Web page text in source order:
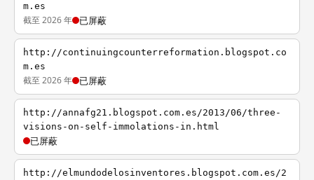
m.es
截至 2026 年 已屏蔽
http://continuingcounterreformation.blogspot.co
m.es
截至 2026 年 已屏蔽
http://annafg21.blogspot.com.es/2013/06/three-
visions-on-self-immolations-in.html
已屏蔽
http://elmundodelosinventores.blogspot.com.es/2